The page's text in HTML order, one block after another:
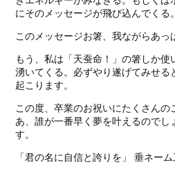
にそのメッセージが飛び込んでくる。
このメッセージお箸、我ながらあっ
もう、私は「天蚕命！」の箸しか
湧いてくる。必ずやり遂げてみせる
起こります。
この度、卒業のお祝いにたくさんの
あ、誰が一番早く夢を叶えるのでし
す。
「君の名に自信と誇りを」 垂ネー